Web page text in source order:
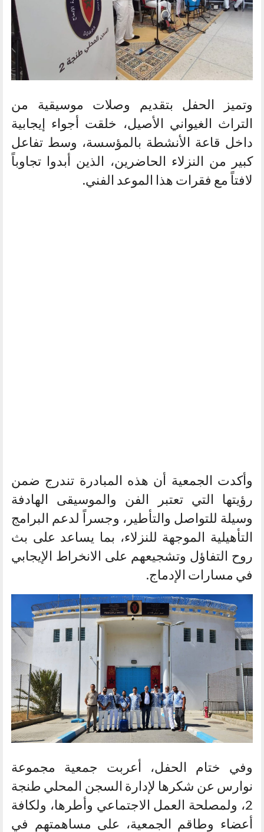
وتميز الحفل بتقديم وصلات موسيقية من
التراث الغيواني الأصيل، خلقت أجواء إيجابية
داخل قاعة الأنشطة بالمؤسسة، وسط تفاعل
كبير من النزلاء الحاضرين، الذين أبدوا تجاوباً
لافتاً مع فقرات هذا الموعد الفني.
وأكدت الجمعية أن هذه المبادرة تندرج ضمن
رؤيتها التي تعتبر الفن والموسيقى الهادفة
وسيلة للتواصل والتأطير، وجسراً لدعم البرامج
التأهيلية الموجهة للنزلاء، بما يساعد على بث
روح التفاؤل وتشجيعهم على الانخراط الإيجابي
في مسارات الإدماج.
وفي ختام الحفل، أعربت جمعية مجموعة
نوارس عن شكرها لإدارة السجن المحلي طنجة
2، ولمصلحة العمل الاجتماعي وأطرها، ولكافة
أعضاء وطاقم الجمعية، على مساهمتهم في